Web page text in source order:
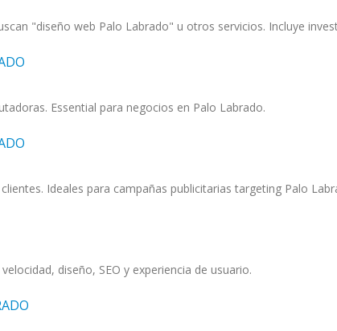
"diseño web Palo Labrado" u otros servicios. Incluye
Essential para negocios en Palo Labrado.
Ideales para campañas publicitarias targeting Palo
diseño, SEO y experiencia de usuario.